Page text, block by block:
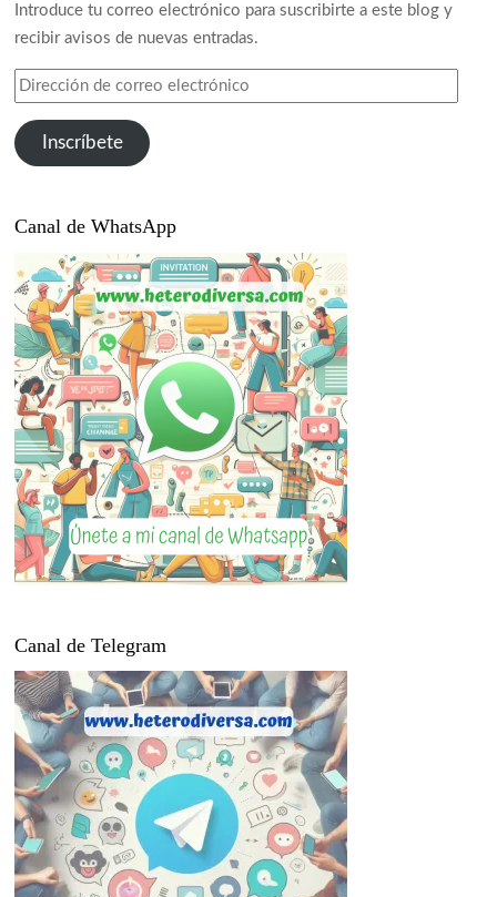
Introduce tu correo electrónico para suscribirte a este blog y
recibir avisos de nuevas entradas.
Dirección
correo
electrónico
Inscríbete
Canal de WhatsApp
Canal de Telegram